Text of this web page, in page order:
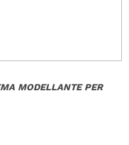
MODELLANTE PER